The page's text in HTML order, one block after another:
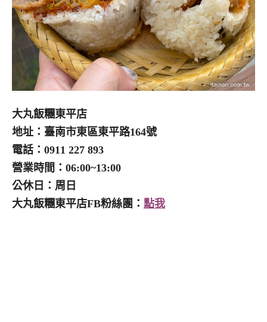
大丸飯糰東平店
地址：臺南市東區東平路164號
電話：0911 227 893
營業時間：06:00~13:00
公休日：周日
大丸飯糰東平店FB粉絲團： 點我